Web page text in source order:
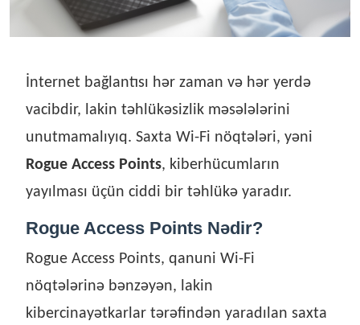
İnternet bağlantısı hər zaman və hər yerdə
vacibdir, lakin təhlükəsizlik məsələlərini
unutmamalıyıq. Saxta Wi-Fi nöqtələri, yəni
Rogue Access Points, kiberhücumların
yayılması üçün ciddi bir təhlükə yaradır.
Rogue Access Points Nədir?
Rogue Access Points, qanuni Wi-Fi
nöqtələrinə bənzəyən, lakin
kibercinayətkarlar tərəfindən yaradılan saxta